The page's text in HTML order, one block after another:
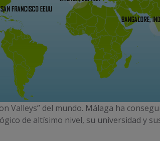
Valleys” del mundo. Málaga ha
de altísimo nivel, su universidad y